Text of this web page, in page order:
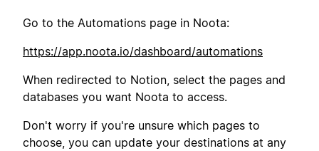
Go to the Automations page in Noota:
https://app.noota.io/dashboard/automations
When redirected to Notion, select the pages and
databases you want Noota to access.
Don't worry if you're unsure which pages to
choose, you can update your destinations at any